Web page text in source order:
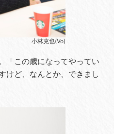
小林克也(Vo)
「この歳になってやってい
けど、なんとか、できまし